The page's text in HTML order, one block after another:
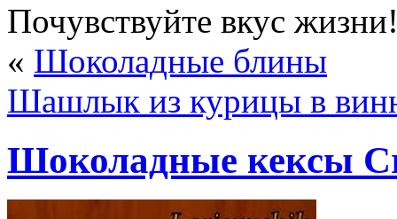
Почувствуйте вкус
« Шоколадные блины
Шашлык из курицы в
Шоколадные кексы